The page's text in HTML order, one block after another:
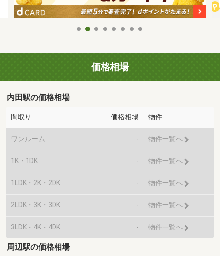
価格相場
内田駅の価格相場
間取り 価格相場 物件
ワンルーム - 物件一覧へ
1K・1DK - 物件一覧へ
1LDK・2K・2DK - 物件一覧へ
2LDK・3K・3DK - 物件一覧へ
3LDK・4K・4DK - 物件一覧へ
周辺駅の価格相場